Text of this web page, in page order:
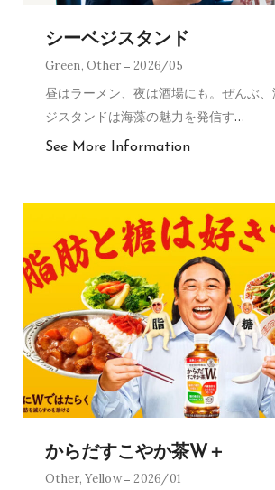
シーベジスタンド
Green,Other 2026/05
昼はラーメン、夜は酒場にも。ぜんぶ
ジスタンドは海藻の魅力を発信す…
See More Information
からだすこやか茶W＋
Other,Yellow 2026/01